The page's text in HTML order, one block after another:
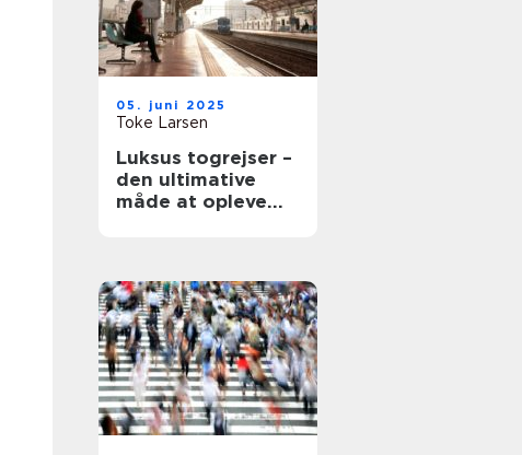
05. juni 2025
Toke Larsen
Luksus togrejser –
den ultimative
måde at opleve